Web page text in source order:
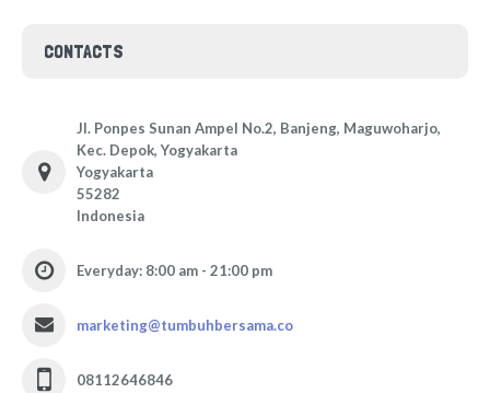
CONTACTS
Jl. Ponpes Sunan Ampel No.2, Banjeng, Maguwoharjo,
Kec. Depok, Yogyakarta
Yogyakarta
55282
Indonesia
Everyday: 8:00 am - 21:00 pm
marketing@tumbuhbersama.co
08112646846